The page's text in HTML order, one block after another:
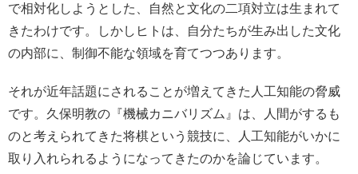
で相対化しようとした、自然と文化の二項対立は生まれて
きたわけです。しかしヒトは、自分たちが生み出した文化
の内部に、制御不能な領域を育てつつあります。
それが近年話題にされることが増えてきた人工知能の脅威
です。久保明教の『機械カニバリズム』は、人間がするも
のと考えられてきた将棋という競技に、人工知能がいかに
取り入れられるようになってきたのかを論じています。